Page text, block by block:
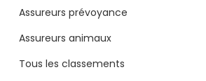
Assureurs prévoyance
Assureurs animaux
Tous les classements